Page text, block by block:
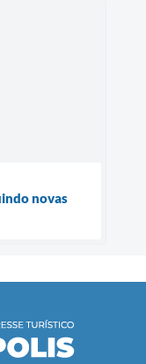
novas